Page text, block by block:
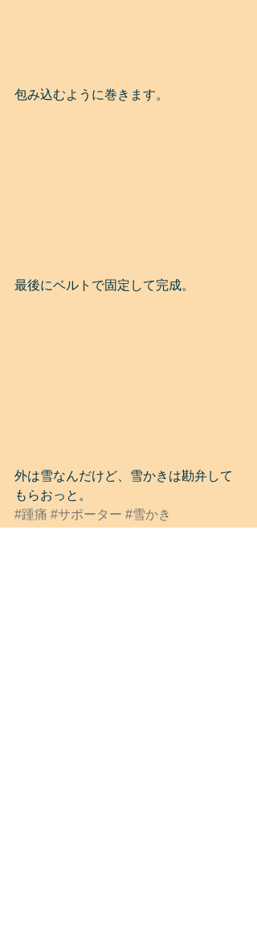
包み込むように巻きます。
最後にベルトで固定して完成。
外は雪なんだけど、雪かきは勘弁して
もらおっと。
#踵痛 #サポーター #雪かき